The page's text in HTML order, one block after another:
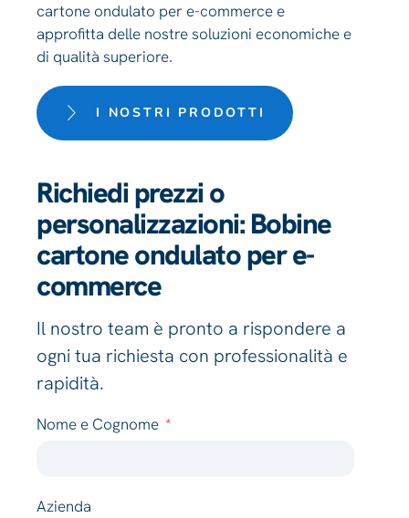
cartone ondulato per e-commerce e
approfitta delle nostre soluzioni economiche e
di qualità superiore.
I NOSTRI PRODOTTI
Richiedi prezzi o
personalizzazioni: Bobine
cartone ondulato per e-
commerce
Il nostro team è pronto a rispondere a
ogni tua richiesta con professionalità e
rapidità.
Nome e Cognome
Azienda